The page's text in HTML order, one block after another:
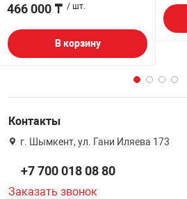
466 000 ₸ / шт.
В корзину
Контакты
г. Шымкент, ул. Гани Иляева 173
+7 700 018 08 80
Заказать звонок